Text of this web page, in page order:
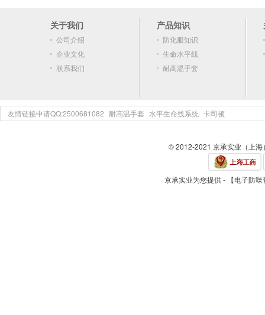
关于我们
公司介绍
企业文化
联系我们
产品知识
防化服知识
生命水平线
耐高温手套
友情链接申请QQ:2500681082 耐高温手套 水平生命线系统 卡司顿
© 2012-2021 京承实业（上
京承实业为您提供 - 【电子防